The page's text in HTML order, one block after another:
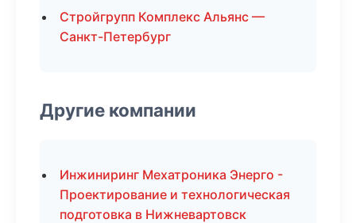
Стройгрупп Комплекс Альянс —
Санкт-Петербург
Другие компании
Инжиниринг Мехатроника Энерго -
Проектирование и технологическая
подготовка в Нижневартовск